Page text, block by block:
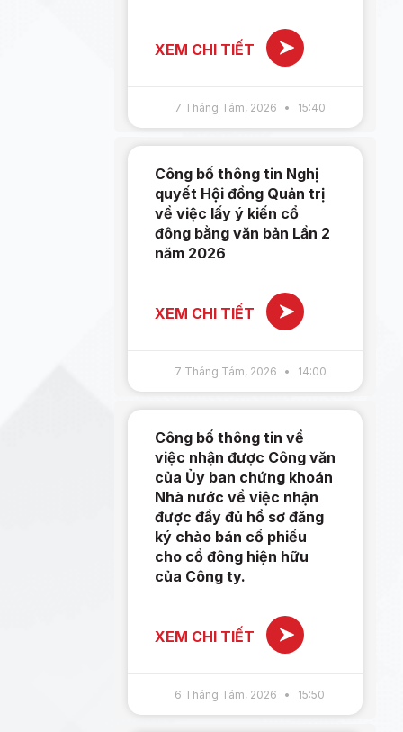
XEM CHI TIẾT
7 Tháng Tám, 2026 15:40
Công bố thông tin Nghị
quyết Hội đồng Quản trị
về việc lấy ý kiến cổ
đông bằng văn bản Lần 2
năm 2026
XEM CHI TIẾT
7 Tháng Tám, 2026 14:00
Công bố thông tin về
việc nhận được Công văn
của Ủy ban chứng khoán
Nhà nước về việc nhận
được đầy đủ hồ sơ đăng
ký chào bán cổ phiếu
cho cổ đông hiện hữu
của Công ty.
XEM CHI TIẾT
6 Tháng Tám, 2026 15:50